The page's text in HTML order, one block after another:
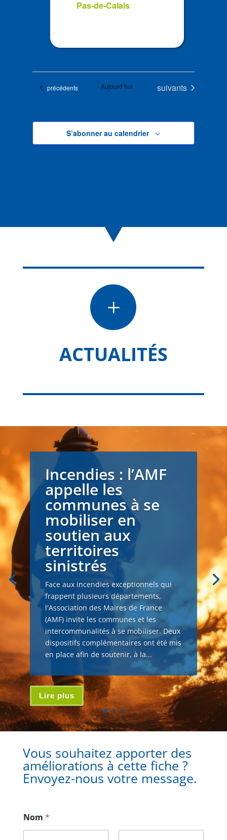
Pas-de-Calais
Évènements
précédents Aujourd’hui Évènements
suivants
S’abonner au calendrier
L
ACTUALITÉS
Incendies : l’AMF
appelle les
communes à se
mobiliser en
soutien aux
territoires
sinistrés
Face aux incendies exceptionnels qui
frappent plusieurs départements,
l'Association des Maires de France
(AMF) invite les communes et les
intercommunalités à se mobiliser. Deux
dispositifs complémentaires ont été mis
en place afin de soutenir, à la...
Lire plus
Vous souhaitez apporter des
améliorations à cette fiche ?
Envoyez-nous votre message.
Nom *